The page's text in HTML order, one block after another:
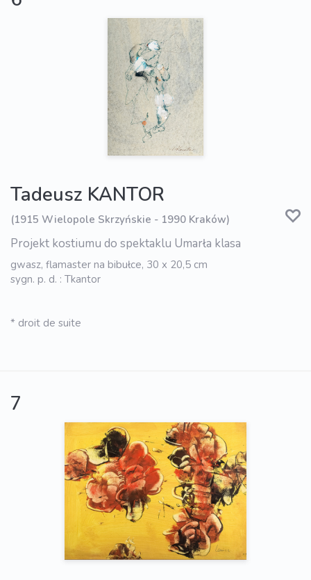
Tadeusz KANTOR
(1915 Wielopole Skrzyńskie - 1990 Kraków)
Projekt kostiumu do spektaklu Umarła klasa
gwasz, flamaster na bibułce, 30 x 20,5 cm
sygn. p. d. : Tkantor
* droit de suite
7